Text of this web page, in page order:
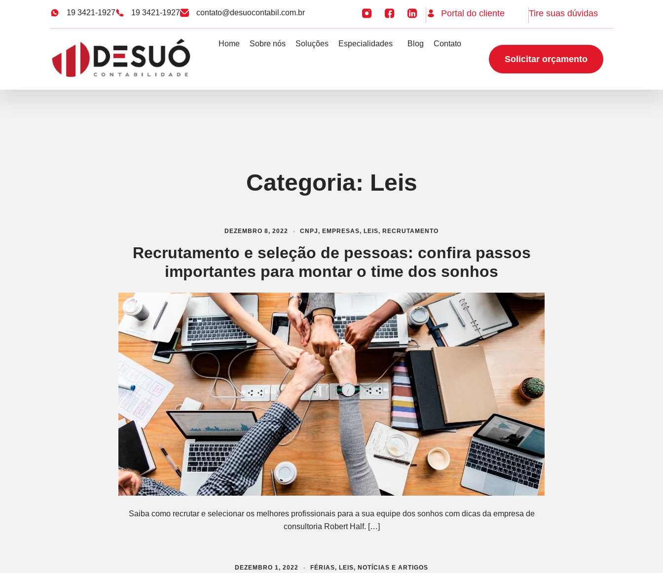
19 3421-1927 19 3421-1927 contato@desuocontabil.com.br Portal do cliente Tire suas dúvidas
Home Sobre nós Soluções Especialidades Blog Contato
Solicitar orçamento
Categoria: Leis
DEZEMBRO 8, 2022 CNPJ, EMPRESAS, LEIS, RECRUTAMENTO
Recrutamento e seleção de pessoas: confira passos
importantes para montar o time dos sonhos
Saiba como recrutar e selecionar os melhores profissionais para a sua equipe dos sonhos com dicas da empresa de
consultoria Robert Half. […]
DEZEMBRO 1, 2022 FÉRIAS, LEIS, NOTÍCIAS E ARTIGOS